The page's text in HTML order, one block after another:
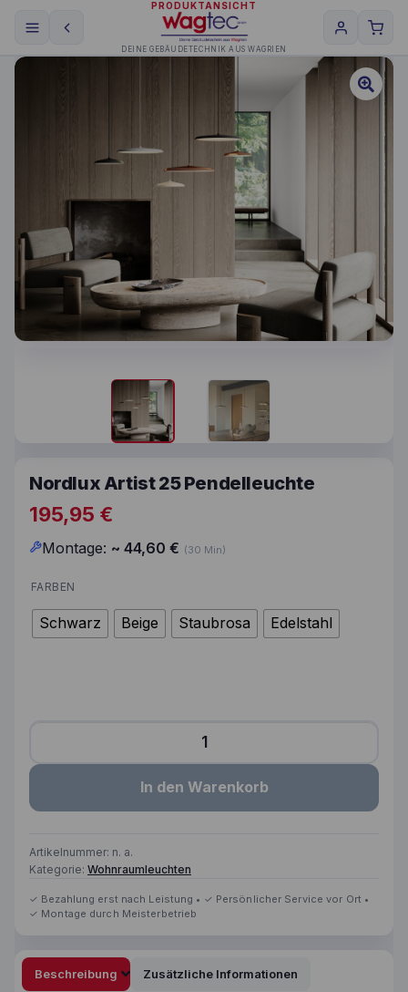
PRODUKTANSICHT
DEINE GEBÄUDETECHNIK AUS WAGRIEN
Nordlux Artist 25 Pendelleuchte
195,95 €
Montage: ~ 44,60 € (30 Min)
FARBEN
Schwarz Beige Staubrosa Edelstahl
Nordlux Artist 25 Pendelleuchte Menge
In den Warenkorb
Artikelnummer: n. a.
Kategorie: Wohnraumleuchten
Beschreibung Zusätzliche Informationen